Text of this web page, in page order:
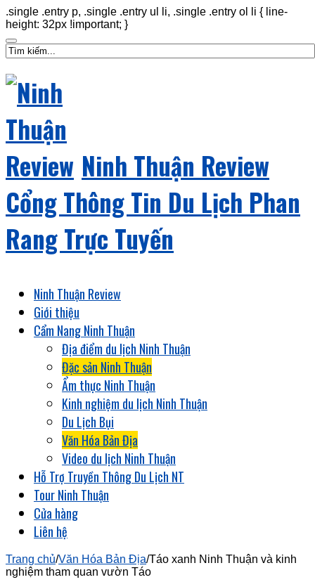
.single .entry p, .single .entry ul li, .single .entry ol li { line-
height: 32px !important; }
Ninh Thuận Review
Cổng Thông Tin Du Lịch Phan
Rang Trực Tuyến
Ninh Thuận Review
Giới thiệu
Cẩm Nang Ninh Thuận
Địa điểm du lịch Ninh Thuận
Đặc sản Ninh Thuận
Ẩm thực Ninh Thuận
Kinh nghiệm du lịch Ninh Thuận
Du Lịch Bụi
Văn Hóa Bản Địa
Video du lịch Ninh Thuận
Hỗ Trợ Truyền Thông Du Lịch NT
Tour Ninh Thuận
Cửa hàng
Liên hệ
Trang chủ/Văn Hóa Bản Địa/Táo xanh Ninh Thuận và kinh
nghiệm tham quan vườn Táo